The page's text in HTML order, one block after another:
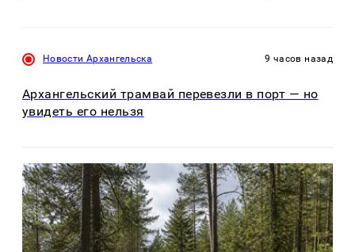
Новости Архангельска 9 часов назад
Архангельский трамвай перевезли в порт — но
увидеть его нельзя